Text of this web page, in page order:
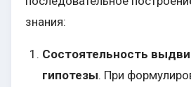
знания:
Состоятельность
гипотезы. При